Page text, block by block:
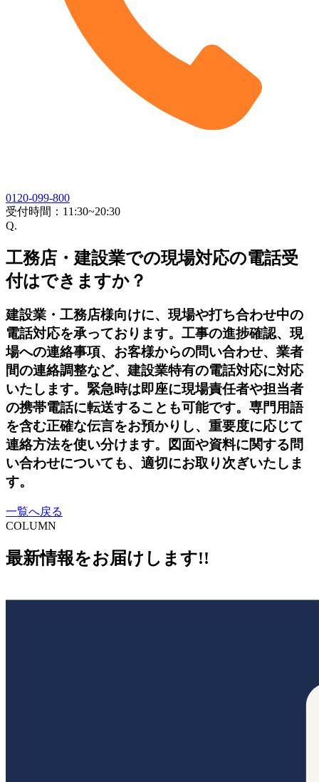
0120-099-800
受付時間： 11:30~20:30
Q.
工務店・建設業での現場対応の電話受
付はできますか？
建設業・工務店様向けに、現場や打ち合わせ中の
電話対応を承っております。工事の進捗確認、現
場への連絡事項、お客様からの問い合わせ、業者
間の連絡調整など、建設業特有の電話対応に対応
いたします。緊急時は即座に現場責任者や担当者
の携帯電話に転送することも可能です。専門用語
を含む正確な伝言をお預かりし、重要度に応じて
連絡方法を使い分けます。図面や資料に関する問
い合わせについても、適切にお取り次ぎいたしま
す。
一覧へ戻る
COLUMN
最新情報をお届けします!!